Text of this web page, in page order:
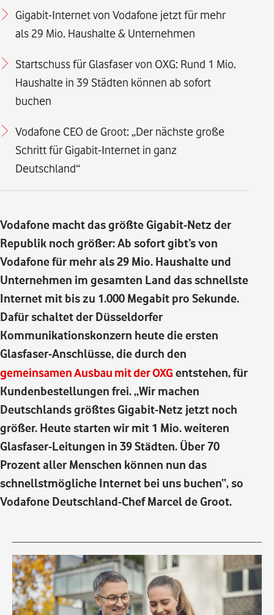
Gigabit-Internet von Vodafone jetzt für mehr
als 29 Mio. Haushalte & Unternehmen
Startschuss für Glasfaser von OXG: Rund 1 Mio.
Haushalte in 39 Städten können ab sofort
buchen
Vodafone CEO de Groot: „Der nächste große
Schritt für Gigabit-Internet in ganz
Deutschland“
Vodafone macht das größte Gigabit-Netz der
Republik noch größer: Ab sofort gibt’s von
Vodafone für mehr als 29 Mio. Haushalte und
Unternehmen im gesamten Land das schnellste
Internet mit bis zu 1.000 Megabit pro Sekunde.
Dafür schaltet der Düsseldorfer
Kommunikationskonzern heute die ersten
Glasfaser-Anschlüsse, die durch den
gemeinsamen Ausbau mit der OXG entstehen, für
Kundenbestellungen frei. „Wir machen
Deutschlands größtes Gigabit-Netz jetzt noch
größer. Heute starten wir mit 1 Mio. weiteren
Glasfaser-Leitungen in 39 Städten. Über 70
Prozent aller Menschen können nun das
schnellstmögliche Internet bei uns buchen“, so
Vodafone Deutschland-Chef Marcel de Groot.